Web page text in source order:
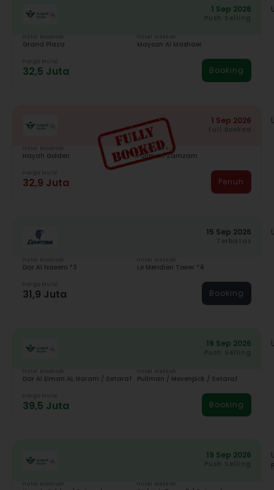
1 Sep 2026
Push Selling
Hotel Madinah
Grand Plaza
Hotel Mekkah
Maysan Al Mashaer
Harga Mulai
32,5 Juta Booking
1 Sep 2026
Full Booked
Hotel Madinah
Hayah Golden
Hotel Mekkah
Pullman Zamzam
Harga Mulai
32,9 Juta Penuh
15 Sep 2026
Terbatas
Hotel Madinah
Dar Al Naeem *3
Hotel Mekkah
Le Meridien Tower *4
Harga Mulai
31,9 Juta Booking
19 Sep 2026
Push Selling
Hotel Madinah
Dar Al Eiman AL Haram / Setaraf
Hotel Mekkah
Pullman / Movenpick / Setaraf
Harga Mulai
39,5 Juta Booking
19 Sep 2026
Push Selling
Hotel Madinah Hotel Mekkah